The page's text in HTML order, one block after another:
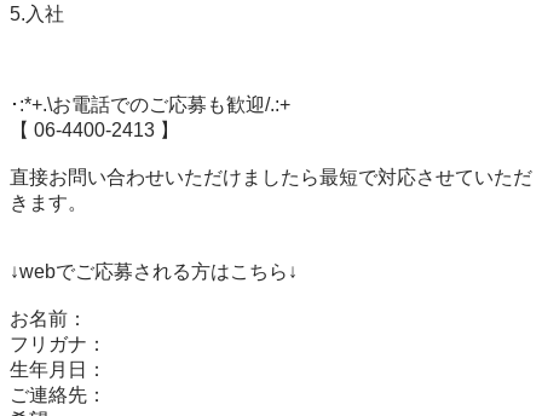
5.入社
･:*+.\お電話でのご応募も歓迎/.:+
【 06-4400-2413 】
直接お問い合わせいただけましたら最短で対応させていただ
きます。
↓webでご応募される方はこちら↓
お名前：
フリガナ：
生年月日：
ご連絡先：